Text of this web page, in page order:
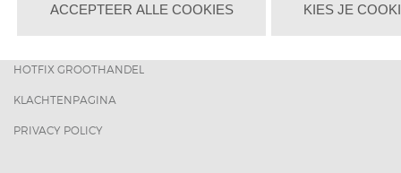
ALGEMENE VOORWAARDEN
HOTFIX GROOTHANDEL
KLACHTENPAGINA
PRIVACY POLICY
ACCEPTEER ALLE COOKIES KIES JE